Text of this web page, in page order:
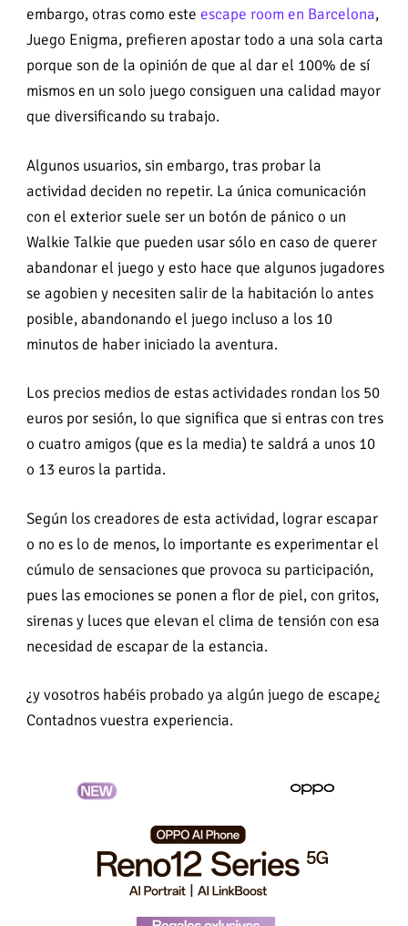
embargo, otras como este escape room en Barcelona,
Juego Enigma, prefieren apostar todo a una sola carta
porque son de la opinión de que al dar el 100% de sí
mismos en un solo juego consiguen una calidad mayor
que diversificando su trabajo.
Algunos usuarios, sin embargo, tras probar la
actividad deciden no repetir. La única comunicación
con el exterior suele ser un botón de pánico o un
Walkie Talkie que pueden usar sólo en caso de querer
abandonar el juego y esto hace que algunos jugadores
se agobien y necesiten salir de la habitación lo antes
posible, abandonando el juego incluso a los 10
minutos de haber iniciado la aventura.
Los precios medios de estas actividades rondan los 50
euros por sesión, lo que significa que si entras con tres
o cuatro amigos (que es la media) te saldrá a unos 10
o 13 euros la partida.
Según los creadores de esta actividad, lograr escapar
o no es lo de menos, lo importante es experimentar el
cúmulo de sensaciones que provoca su participación,
pues las emociones se ponen a flor de piel, con gritos,
sirenas y luces que elevan el clima de tensión con esa
necesidad de escapar de la estancia.
¿y vosotros habéis probado ya algún juego de escape¿
Contadnos vuestra experiencia.